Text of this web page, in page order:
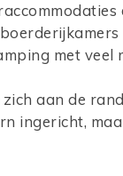
met veel
aan de
ingericht,